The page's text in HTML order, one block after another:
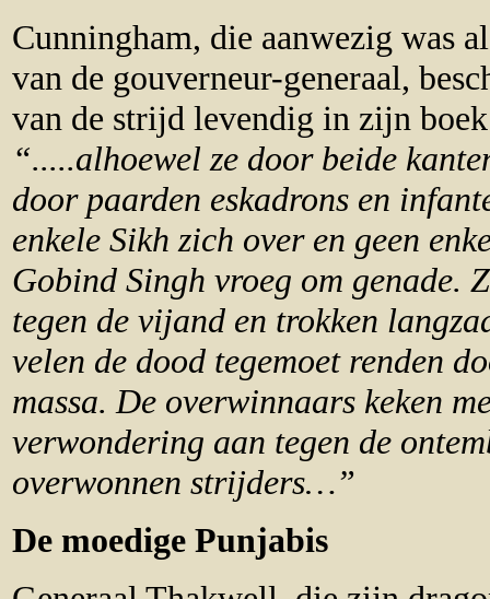
Cunningham, die aanwezig was
van de gouverneur-generaal,
van de strijd levendig in zijn
“.....alhoewel ze door beide
door paarden eskadrons en
enkele Sikh zich over en geen
Gobind Singh vroeg om genade.
tegen de vijand en trokken
velen de dood tegemoet renden
massa. De overwinnaars keken
verwondering aan tegen de
overwonnen strijders…”
De moedige Punjabis